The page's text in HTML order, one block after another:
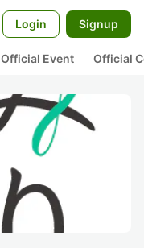
Login Signup
Official Event Official